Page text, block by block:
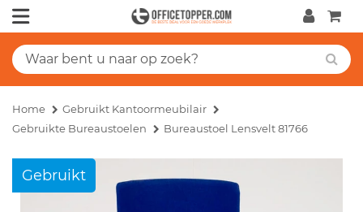
Home
Gebruikt Kantoormeubilair
Gebruikte Bureaustoelen
Bureaustoel Lensvelt 81766
Gebruikt